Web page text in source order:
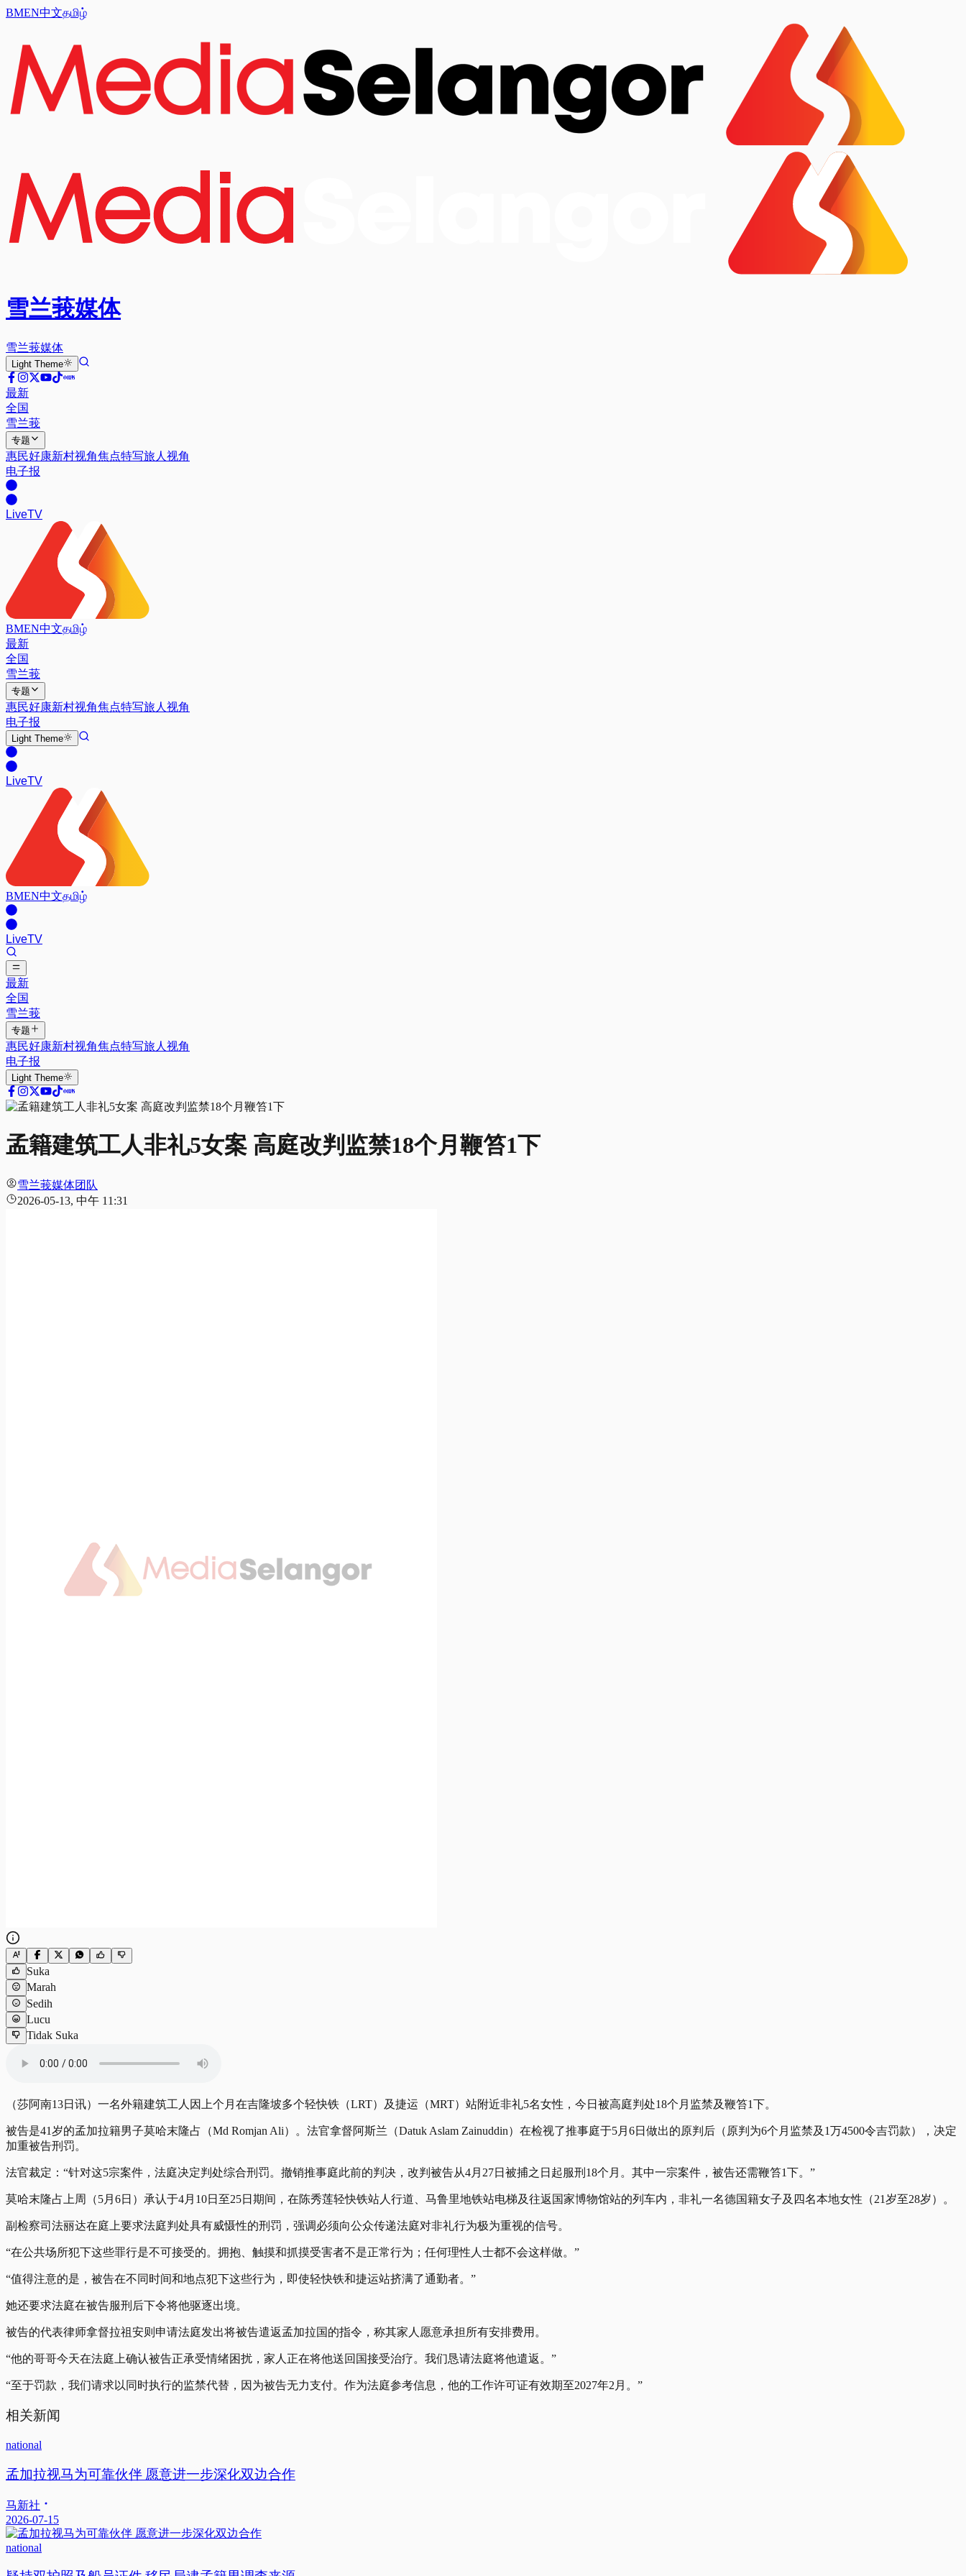
BMEN中文தமிழ்
雪兰莪媒体
雪兰莪媒体
Light Theme
最新
全国
雪兰莪
专题
惠民好康新村视角焦点特写旅人视角
电子报
LiveTV
BMEN中文தமிழ்
最新
全国
雪兰莪
专题
惠民好康新村视角焦点特写旅人视角
电子报
Light Theme
LiveTV
BMEN中文தமிழ்
LiveTV
最新
全国
雪兰莪
专题
惠民好康新村视角焦点特写旅人视角
电子报
Light Theme
孟籍建筑工人非礼5女案 高庭改判监禁18个月鞭笞1下
雪兰莪媒体团队
2026-05-13, 中午 11:31
Suka
Marah
Sedih
Lucu
Tidak Suka
（莎阿南13日讯）一名外籍建筑工人因上个月在吉隆坡多个轻快铁（LRT）及捷运（MRT）站附近非礼5名女性，今日被高庭判处18个月监禁及鞭笞1下。
被告是41岁的孟加拉籍男子莫哈末隆占（Md Romjan Ali）。法官拿督阿斯兰（Datuk Aslam Zainuddin）在检视了推事庭于5月6日做出的原判后（原判为6个月监禁及1万4500令吉罚款），决定
加重被告刑罚。
法官裁定：“针对这5宗案件，法庭决定判处综合刑罚。撤销推事庭此前的判决，改判被告从4月27日被捕之日起服刑18个月。其中一宗案件，被告还需鞭笞1下。”
莫哈末隆占上周（5月6日）承认于4月10日至25日期间，在陈秀莲轻快铁站人行道、马鲁里地铁站电梯及往返国家博物馆站的列车内，非礼一名德国籍女子及四名本地女性（21岁至28岁）。
副检察司法丽达在庭上要求法庭判处具有威慑性的刑罚，强调必须向公众传递法庭对非礼行为极为重视的信号。
“在公共场所犯下这些罪行是不可接受的。拥抱、触摸和抓摸受害者不是正常行为；任何理性人士都不会这样做。”
“值得注意的是，被告在不同时间和地点犯下这些行为，即使轻快铁和捷运站挤满了通勤者。”
她还要求法庭在被告服刑后下令将他驱逐出境。
被告的代表律师拿督拉祖安则申请法庭发出将被告遣返孟加拉国的指令，称其家人愿意承担所有安排费用。
“他的哥哥今天在法庭上确认被告正承受情绪困扰，家人正在将他送回国接受治疗。我们恳请法庭将他遣返。”
“至于罚款，我们请求以同时执行的监禁代替，因为被告无力支付。作为法庭参考信息，他的工作许可证有效期至2027年2月。”
相关新闻
national
孟加拉视马为可靠伙伴 愿意进一步深化双边合作
马新社
2026-07-15
national